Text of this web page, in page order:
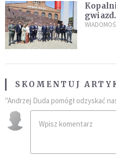
„Dolina
SKOMENTUJ
"Andrzej Duda pomógł odzyskać